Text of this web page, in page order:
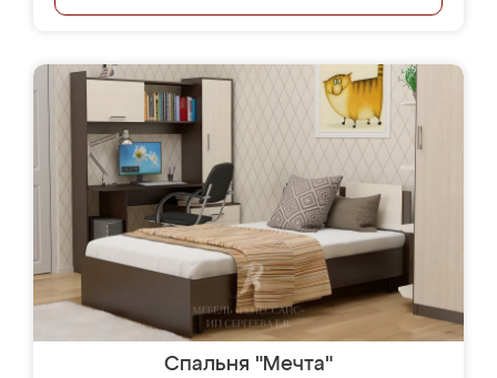
Спальня "Мечта"